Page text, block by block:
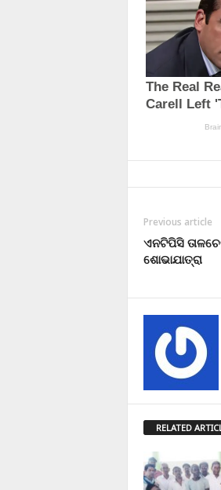
Previous article
ଏନଟିପିସି
ଶୋଭାଯାତ୍ରା
RELATED